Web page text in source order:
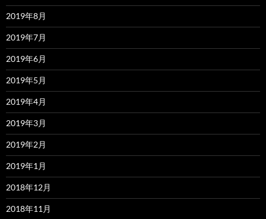
2019年8月
2019年7月
2019年6月
2019年5月
2019年4月
2019年3月
2019年2月
2019年1月
2018年12月
2018年11月